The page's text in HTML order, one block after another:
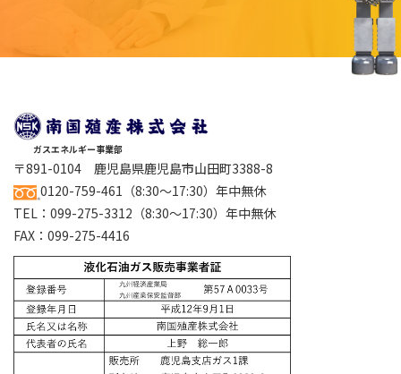
ガスエネルギー事業部
〒891-0104 鹿児島県鹿児島市山田町3388-8
0120-759-461 （8:30～17:30）年中無休
TEL： 099-275-3312 （8:30～17:30）年中無休
FAX：099-275-4416